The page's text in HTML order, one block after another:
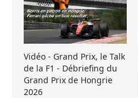
Vidéo - Grand Prix, le Talk
de la F1 - Débriefing du
Grand Prix de Hongrie
2026